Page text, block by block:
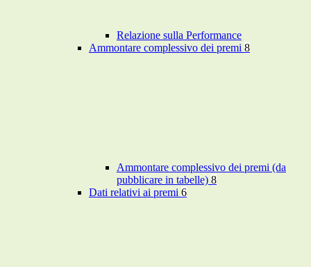
Relazione sulla Performance
Ammontare complessivo dei premi 8
Ammontare complessivo dei premi (da
pubblicare in tabelle) 8
Dati relativi ai premi 6